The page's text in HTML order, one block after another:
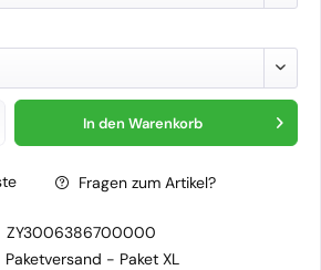
In den Warenkorb
Fragen zum Artikel?
ZY3006386700000
Paketversand - Paket XL